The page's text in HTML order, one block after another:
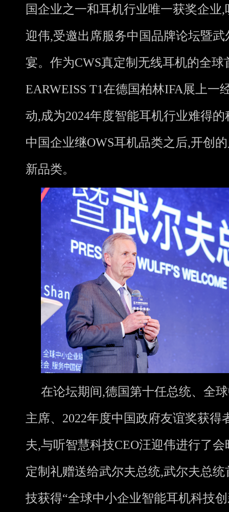
国企业之一和耳机行业唯一获奖企业,
迎伟,受邀出席服务中国品牌论坛暨
宴。作为CWS真定制无线耳机的全
EARWEISS T1在德国柏林IFA展上一
动,成为2024年度智能耳机行业难得
中国企业继OWS耳机品类之后,开创
新品类。
在论坛期间,德国第十任总统、全
主席、2022年度中国政府友谊奖获得
夫,与听智慧科技CEO汪迎伟进行了
定制礼赠送给武尔夫总统,武尔夫总
技获得“全球中小企业智能耳机科技